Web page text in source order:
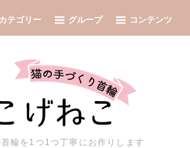
カテゴリー グループ コンテンツ
輪を1つ1つ丁寧にお作りします